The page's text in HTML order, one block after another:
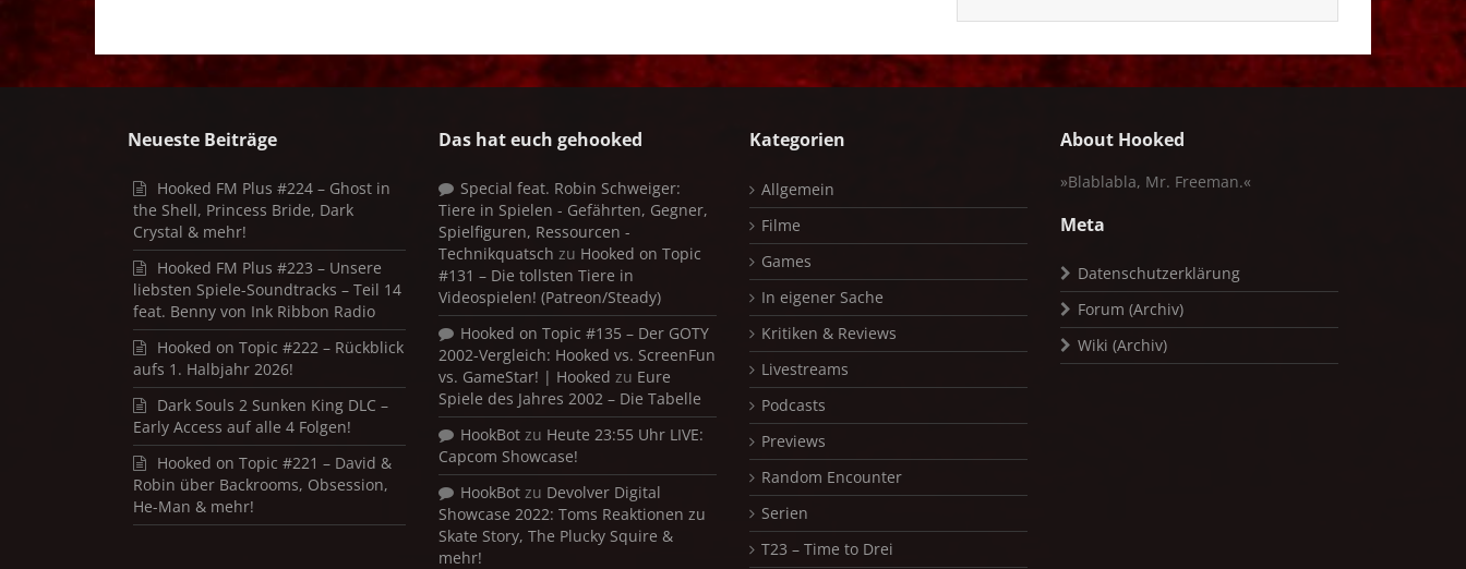
Neueste Beiträge
Hooked FM Plus #224 – Ghost in
the Shell, Princess Bride, Dark
Crystal & mehr!
Hooked FM Plus #223 – Unsere
liebsten Spiele-Soundtracks – Teil 14
feat. Benny von Ink Ribbon Radio
Hooked on Topic #222 – Rückblick
aufs 1. Halbjahr 2026!
Dark Souls 2 Sunken King DLC –
Early Access auf alle 4 Folgen!
Hooked on Topic #221 – David &
Robin über Backrooms, Obsession,
He-Man & mehr!
Das hat euch gehooked
Special feat. Robin Schweiger:
Tiere in Spielen - Gefährten, Gegner,
Spielfiguren, Ressourcen -
Technikquatsch zu Hooked on Topic
#131 – Die tollsten Tiere in
Videospielen! (Patreon/Steady)
Hooked on Topic #135 – Der GOTY
2002-Vergleich: Hooked vs. ScreenFun
vs. GameStar! | Hooked zu Eure
Spiele des Jahres 2002 – Die Tabelle
HookBot zu Heute 23:55 Uhr LIVE:
Capcom Showcase!
HookBot zu Devolver Digital
Showcase 2022: Toms Reaktionen zu
Skate Story, The Plucky Squire &
mehr!
Kategorien
Allgemein
Filme
Games
In eigener Sache
Kritiken & Reviews
Livestreams
Podcasts
Previews
Random Encounter
Serien
T23 – Time to Drei
About Hooked
»Blablabla, Mr. Freeman.«
Meta
Datenschutzerklärung
Forum (Archiv)
Wiki (Archiv)